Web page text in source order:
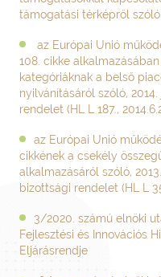
támogatási térképről szóló
az Európai Unió
108. cikke
kategóriáknak a belső
nyilvánításáról szóló,
rendelet (HL L 187.,
az Európai Unió
cikkének a csekély
alkalmazásáról szóló,
bizottsági rendelet (HL L
3/2020. számú elnöki
Fejlesztési és Innovációs
Eljárásrendje